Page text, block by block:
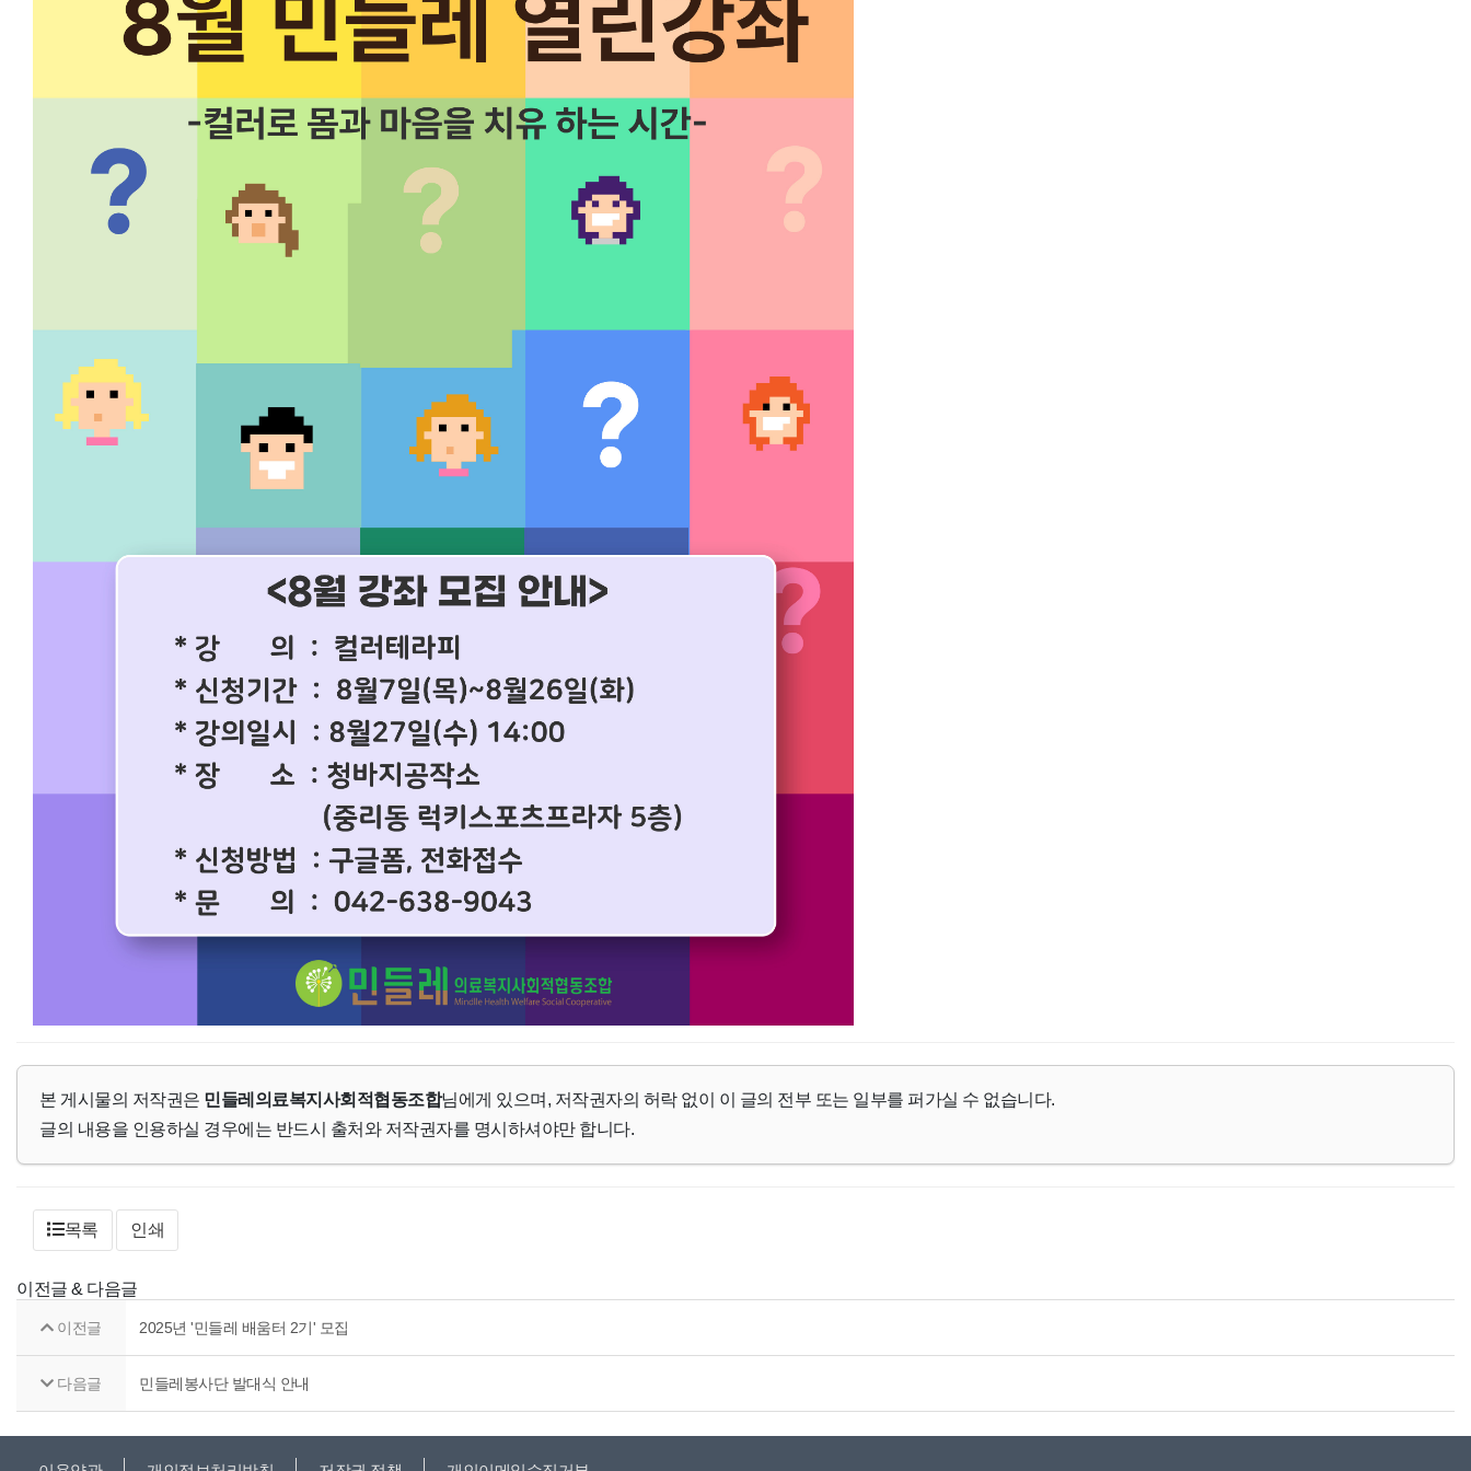
본 게시물의 저작권은 민들레의료복지사회적협동조합님에게 있으며, 저작권자의 허락 없이 이 글의 전부 또는 일부를 퍼가실 수 없습니다.
글의 내용을 인용하실 경우에는 반드시 출처와 저작권자를 명시하셔야만 합니다.
목록 인쇄
이전글 & 다음글
이전글 2025년 '민들레 배움터 2기' 모집
다음글 민들레봉사단 발대식 안내